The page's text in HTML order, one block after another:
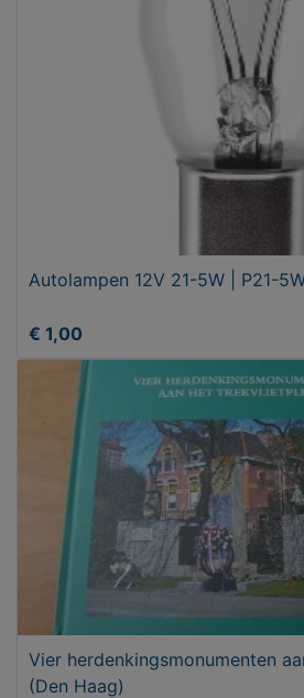
Autolampen 12V 21-5W | P21-
€ 1,00
Vier herdenkingsmonumenten
(Den Haag)